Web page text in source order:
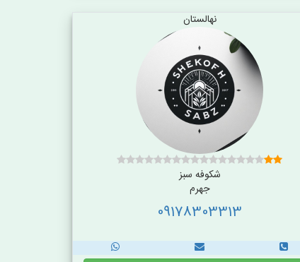
نهالستان
شکوفه سبز
جهرم
09178303313